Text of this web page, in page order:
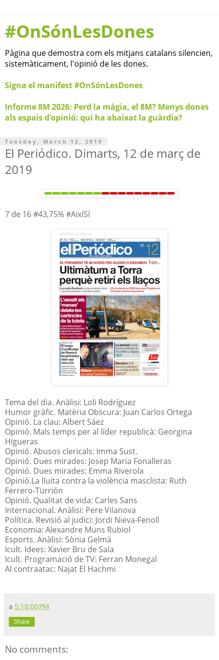
#OnSónLesDones
Pàgina que demostra com els mitjans catalans silencien,
sistemàticament, l'opinió de les dones.
Signa el manifest #OnSónLesDones
Informe 8M 2026: Perd la màgia, el 8M? Menys dones
als espais d’opinió: qui ha abaixat la guàrdia?
Tuesday, March 12, 2019
El Periódico. Dimarts, 12 de març de
2019
7 de 16 #43,75% #AixíSí
Tema del dia. Anàlisi: Loli Rodríguez
Humor gràfic. Matèria Obscura: Juan Carlos Ortega
Opinió. La clau: Albert Sáez
Opinió. Mals temps per al líder republicà: Georgina
Higueras
Opinió. Abusos clericals: Imma Sust.
Opinió. Dues mirades: Josep Maria Fonalleras
Opinió. Dues mirades: Emma Riverola
Opinió.La lluita contra la violència masclista: Ruth
Ferrero-Turrión
Opinió. Qualitat de vida: Carles Sans
Internacional. Anàlisi: Pere Vilanova
Política. Revisió al judici: Jordi Nieva-Fenoll
Economia: Alexandre Muns Rubiol
Esports. Anàlisi: Sònia Gelmà
Icult. Idees: Xavier Bru de Sala
Icult. Programació de TV: Ferran Monegal
Al contraatac: Najat El Hachmi
a 5:10:00 PM
Share
No comments: